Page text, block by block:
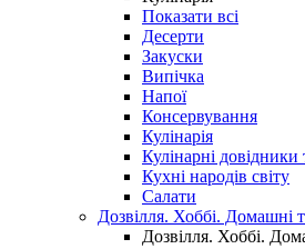
Показати всі
Десерти
Закуски
Випічка
Напої
Консервування
Кулінарія
Кулінарні довідники
Кухні народів світу
Салати
Дозвілля. Хоббі. Домашні
Дозвілля. Хоббі.